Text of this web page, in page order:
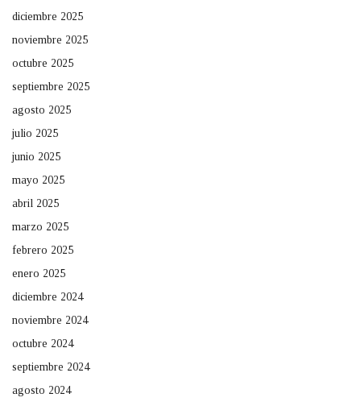
diciembre 2025
noviembre 2025
octubre 2025
septiembre 2025
agosto 2025
julio 2025
junio 2025
mayo 2025
abril 2025
marzo 2025
febrero 2025
enero 2025
diciembre 2024
noviembre 2024
octubre 2024
septiembre 2024
agosto 2024